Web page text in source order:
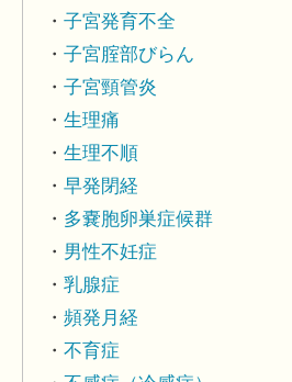
子宮発育不全
子宮腟部びらん
子宮頸管炎
生理痛
生理不順
早発閉経
多嚢胞卵巣症候群
男性不妊症
乳腺症
頻発月経
不育症